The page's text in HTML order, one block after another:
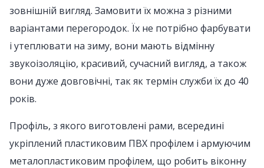
зовнішній вигляд. Замовити їх можна з різними
варіантами перегородок. Їх не потрібно фарбувати
і утеплювати на зиму, вони мають відмінну
звукоізоляцію, красивий, сучасний вигляд, а також
вони дуже довговічні, так як термін служби їх до 40
років.
Профіль, з якого виготовлені рами, всередині
укріплений пластиковим ПВХ профілем і армуючим
металопластиковим профілем, що робить віконну